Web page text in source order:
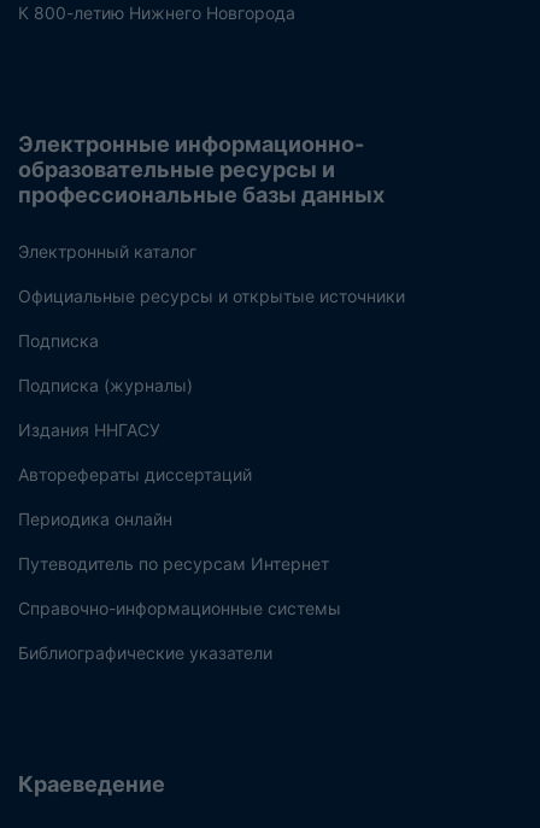
К 800-летию Нижнего Новгорода
Электронные информационно-
образовательные ресурсы и
профессиональные базы данных
Электронный каталог
Официальные ресурсы и открытые источники
Подписка
Подписка (журналы)
Издания ННГАСУ
Авторефераты диссертаций
Периодика онлайн
Путеводитель по ресурсам Интернет
Справочно-информационные системы
Библиографические указатели
Краеведение